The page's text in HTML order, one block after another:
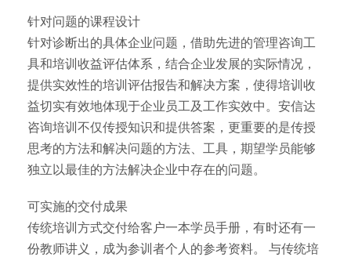
针对问题的课程设计
针对诊断出的具体企业问题，借助先进的管理咨询工
具和培训收益评估体系，结合企业发展的实际情况，
提供实效性的培训评估报告和解决方案，使得培训收
益切实有效地体现于企业员工及工作实效中。安信达
咨询培训不仅传授知识和提供答案，更重要的是传授
思考的方法和解决问题的方法、工具，期望学员能够
独立以最佳的方法解决企业中存在的问题。
可实施的交付成果
传统培训方式交付给客户一本学员手册，有时还有一
份教师讲义，成为参训者个人的参考资料。 与传统培